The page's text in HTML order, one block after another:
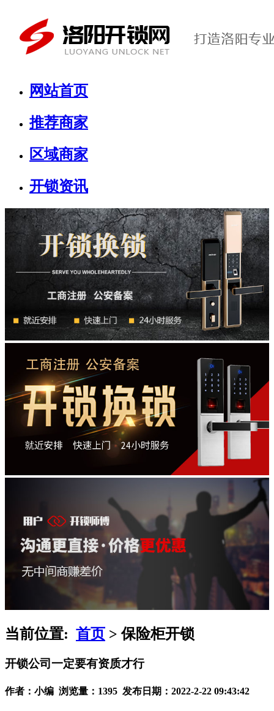
网站首页
推荐商家
区域商家
开锁资讯
当前位置: 首页 > 保险柜开锁
开锁公司一定要有资质才行
作者：小编 浏览量：1395 发布日期：2022-2-22 09:43:42